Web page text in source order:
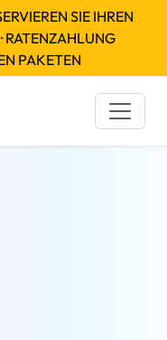
SIE IHREN
RATENZAHLUNG
PAKETEN